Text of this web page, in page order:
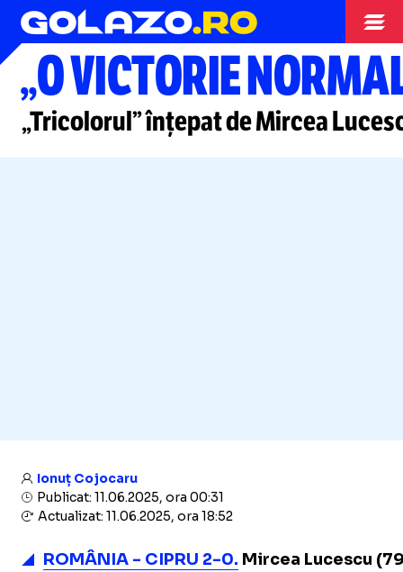
Nationala
„O VICTORIE
„Tricolorul” înțepat de Mircea
Ionuț Cojocaru
Publicat: 11.06.2025, ora 00:31
Actualizat: 11.06.2025, ora 18:52
ROMÂNIA - CIPRU 2-0. Mircea Lucescu